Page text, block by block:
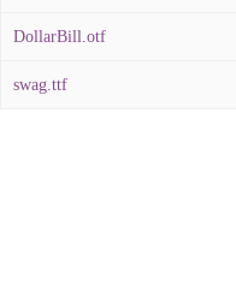
DollarBill.otf
swag.ttf